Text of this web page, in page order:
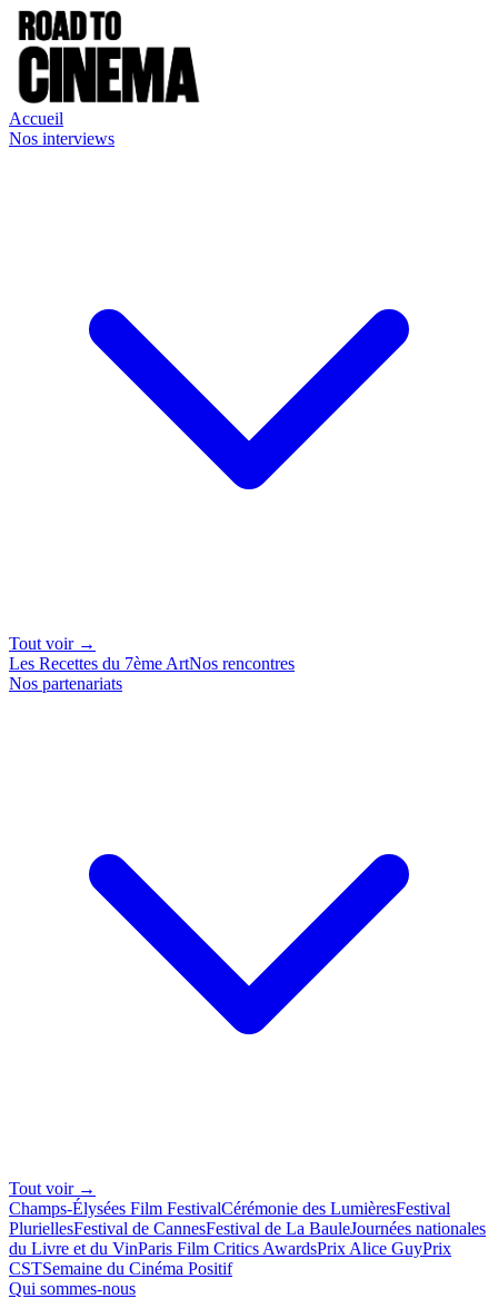
Accueil
Nos interviews
Tout voir →
Les Recettes du 7ème ArtNos rencontres
Nos partenariats
Tout voir →
Champs-Élysées Film FestivalCérémonie des LumièresFestival
PluriellesFestival de CannesFestival de La BauleJournées nationales
du Livre et du VinParis Film Critics AwardsPrix Alice GuyPrix
CSTSemaine du Cinéma Positif
Qui sommes-nous